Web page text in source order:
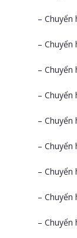
– Chuyển
– Chuyển
– Chuyển
– Chuyển
– Chuyển
– Chuyển
– Chuyển
– Chuyển
–